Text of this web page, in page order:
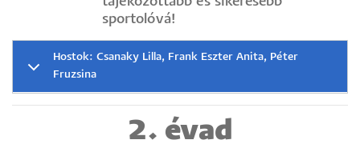
sportolóvá!
Hostok: Csanaky Lilla, Frank Eszter Anita, Péter
Fruzsina
2. évad